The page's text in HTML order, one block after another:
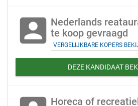
account_box Nederlands
te koop gevraagd
VERGELIJKBARE KOPERS
DEZE KANDIDAAT
Horeca of